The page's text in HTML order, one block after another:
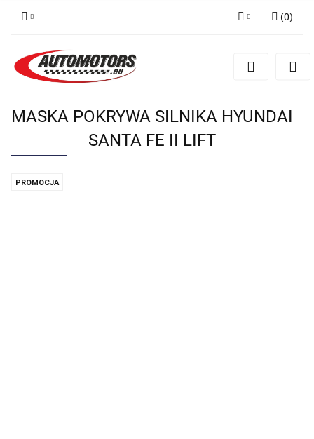
Zarejestruj się
(0)
MASKA POKRYWA SILNIKA HYUNDAI
SANTA FE II LIFT
PROMOCJA